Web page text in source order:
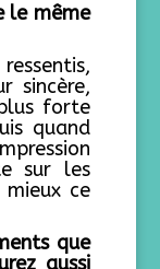
le même
sincère,
forte
quand
sur les
ce
que
aussi